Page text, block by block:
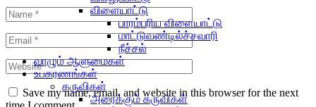
Save my name, email, and website in this browser for the next
விளையாட்டு
பாரம்பரிய விளையாட்டு
மாட்டுவண்டில்ச்சவாரி
நீச்சல்
வாழும் ஆளுமைகள்
உபகரணங்கள்
கருவிகள்
அரைக்கும் கருவிகள்